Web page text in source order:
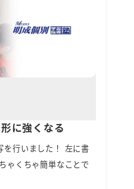
に強くなる
を行いました！ 左に書
ゃくちゃ簡単なことで